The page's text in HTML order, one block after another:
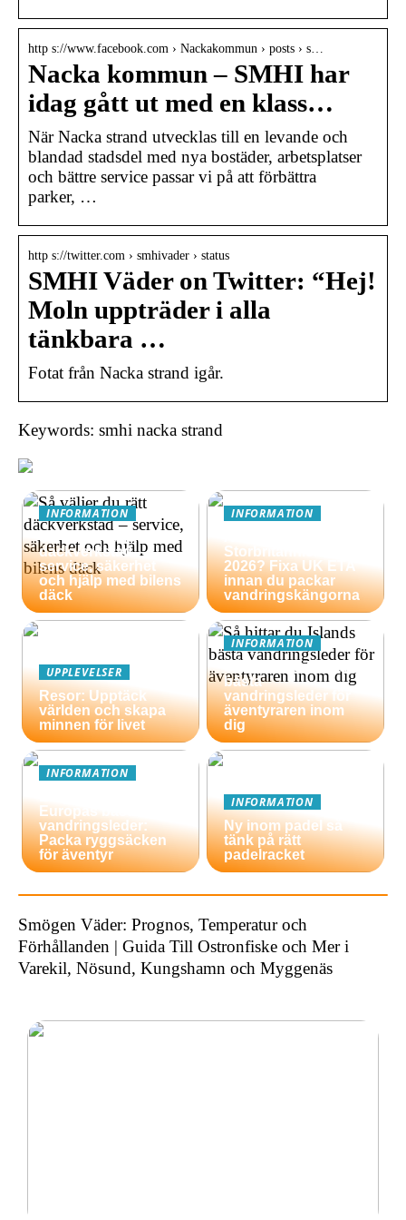
http s://www.facebook.com › Nackakommun › posts › s…
Nacka kommun – SMHI har
idag gått ut med en klass…
När Nacka strand utvecklas till en levande och
blandad stadsdel med nya bostäder, arbetsplatser
och bättre service passar vi på att förbättra
parker, …
http s://twitter.com › smhivader › status
SMHI Väder on Twitter: “Hej!
Moln uppträder i alla
tänkbara …
Fotat från Nacka strand igår.
Keywords: smhi nacka strand
INFORMATION
Så väljer du rätt
däckverkstad –
service, säkerhet
och hjälp med bilens
däck
INFORMATION
Storbritannien
2026? Fixa UK ETA
innan du packar
vandringskängorna
UPPLEVELSER
Resor: Upptäck
världen och skapa
minnen för livet
INFORMATION
Så hittar du Islands
bästa
vandringsleder för
äventyraren inom
dig
INFORMATION
Europas bästa
vandringsleder:
Packa ryggsäcken
för äventyr
INFORMATION
Ny inom padel så
tänk på rätt
padelracket
Smögen Väder: Prognos, Temperatur och
Förhållanden | Guida Till Ostronfiske och Mer i
Varekil, Nösund, Kungshamn och Myggenäs